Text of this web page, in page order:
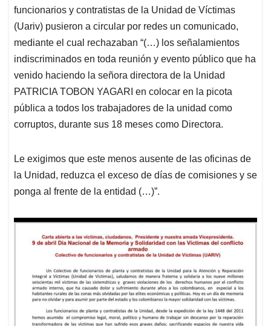
funcionarios y contratistas de la Unidad de Víctimas
(Uariv) pusieron a circular por redes un comunicado,
mediante el cual rechazaban “(…) los señalamientos
indiscriminados en toda reunión y evento público que ha
venido haciendo la señora directora de la Unidad
PATRICIA TOBON YAGARI en colocar en la picota
pública a todos los trabajadores de la unidad como
corruptos, durante sus 18 meses como Directora.
Le exigimos que este menos ausente de las oficinas de
la Unidad, reduzca el exceso de días de comisiones y se
ponga al frente de la entidad (…)”.